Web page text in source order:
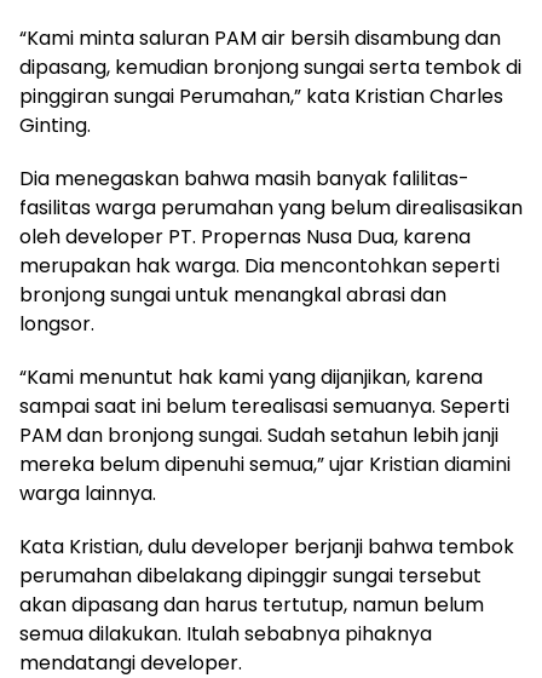
“Kami minta saluran PAM air bersih disambung dan
dipasang, kemudian bronjong sungai serta tembok di
pinggiran sungai Perumahan,” kata Kristian Charles
Ginting.
Dia menegaskan bahwa masih banyak falilitas-
fasilitas warga perumahan yang belum direalisasikan
oleh developer PT. Propernas Nusa Dua, karena
merupakan hak warga. Dia mencontohkan seperti
bronjong sungai untuk menangkal abrasi dan
longsor.
“Kami menuntut hak kami yang dijanjikan, karena
sampai saat ini belum terealisasi semuanya. Seperti
PAM dan bronjong sungai. Sudah setahun lebih janji
mereka belum dipenuhi semua,” ujar Kristian diamini
warga lainnya.
Kata Kristian, dulu developer berjanji bahwa tembok
perumahan dibelakang dipinggir sungai tersebut
akan dipasang dan harus tertutup, namun belum
semua dilakukan. Itulah sebabnya pihaknya
mendatangi developer.